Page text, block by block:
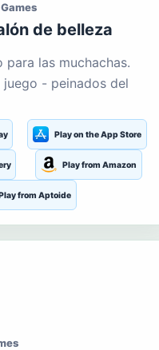
de belleza
para las muchachas.
juego - peinados del
Play on the App Store
Play from Amazon
from Aptoide